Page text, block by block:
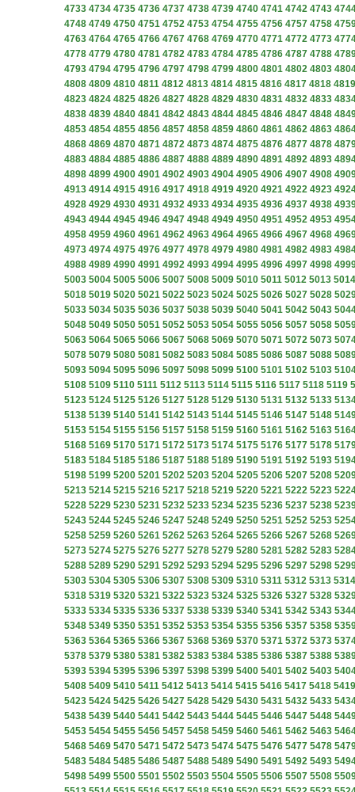
4733 4734 4735 4736 4737 4738 4739 4740 4741 4742 4743
4748 4749 4750 4751 4752 4753 4754 4755 4756 4757 4758
4763 4764 4765 4766 4767 4768 4769 4770 4771 4772 4773
4778 4779 4780 4781 4782 4783 4784 4785 4786 4787 4788
4793 4794 4795 4796 4797 4798 4799 4800 4801 4802 4803
4808 4809 4810 4811 4812 4813 4814 4815 4816 4817 4818 4819
4823 4824 4825 4826 4827 4828 4829 4830 4831 4832 4833
4838 4839 4840 4841 4842 4843 4844 4845 4846 4847 4848
4853 4854 4855 4856 4857 4858 4859 4860 4861 4862 4863
4868 4869 4870 4871 4872 4873 4874 4875 4876 4877 4878
4883 4884 4885 4886 4887 4888 4889 4890 4891 4892 4893
4898 4899 4900 4901 4902 4903 4904 4905 4906 4907 4908
4913 4914 4915 4916 4917 4918 4919 4920 4921 4922 4923
4928 4929 4930 4931 4932 4933 4934 4935 4936 4937 4938
4943 4944 4945 4946 4947 4948 4949 4950 4951 4952 4953
4958 4959 4960 4961 4962 4963 4964 4965 4966 4967 4968
4973 4974 4975 4976 4977 4978 4979 4980 4981 4982 4983
4988 4989 4990 4991 4992 4993 4994 4995 4996 4997 4998
5003 5004 5005 5006 5007 5008 5009 5010 5011 5012 5013 5014
5018 5019 5020 5021 5022 5023 5024 5025 5026 5027 5028
5033 5034 5035 5036 5037 5038 5039 5040 5041 5042 5043
5048 5049 5050 5051 5052 5053 5054 5055 5056 5057 5058
5063 5064 5065 5066 5067 5068 5069 5070 5071 5072 5073
5078 5079 5080 5081 5082 5083 5084 5085 5086 5087 5088
5093 5094 5095 5096 5097 5098 5099 5100 5101 5102 5103
5108 5109 5110 5111 5112 5113 5114 5115 5116 5117 5118 5119
5123 5124 5125 5126 5127 5128 5129 5130 5131 5132 5133
5138 5139 5140 5141 5142 5143 5144 5145 5146 5147 5148
5153 5154 5155 5156 5157 5158 5159 5160 5161 5162 5163
5168 5169 5170 5171 5172 5173 5174 5175 5176 5177 5178
5183 5184 5185 5186 5187 5188 5189 5190 5191 5192 5193
5198 5199 5200 5201 5202 5203 5204 5205 5206 5207 5208
5213 5214 5215 5216 5217 5218 5219 5220 5221 5222 5223
5228 5229 5230 5231 5232 5233 5234 5235 5236 5237 5238
5243 5244 5245 5246 5247 5248 5249 5250 5251 5252 5253
5258 5259 5260 5261 5262 5263 5264 5265 5266 5267 5268
5273 5274 5275 5276 5277 5278 5279 5280 5281 5282 5283
5288 5289 5290 5291 5292 5293 5294 5295 5296 5297 5298
5303 5304 5305 5306 5307 5308 5309 5310 5311 5312 5313 5314
5318 5319 5320 5321 5322 5323 5324 5325 5326 5327 5328
5333 5334 5335 5336 5337 5338 5339 5340 5341 5342 5343
5348 5349 5350 5351 5352 5353 5354 5355 5356 5357 5358
5363 5364 5365 5366 5367 5368 5369 5370 5371 5372 5373
5378 5379 5380 5381 5382 5383 5384 5385 5386 5387 5388
5393 5394 5395 5396 5397 5398 5399 5400 5401 5402 5403
5408 5409 5410 5411 5412 5413 5414 5415 5416 5417 5418 5419
5423 5424 5425 5426 5427 5428 5429 5430 5431 5432 5433
5438 5439 5440 5441 5442 5443 5444 5445 5446 5447 5448
5453 5454 5455 5456 5457 5458 5459 5460 5461 5462 5463
5468 5469 5470 5471 5472 5473 5474 5475 5476 5477 5478
5483 5484 5485 5486 5487 5488 5489 5490 5491 5492 5493
5498 5499 5500 5501 5502 5503 5504 5505 5506 5507 5508